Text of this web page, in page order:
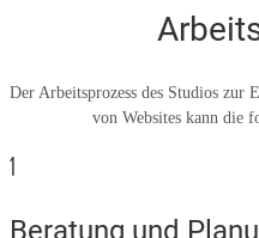
Der Arbeitsprozess des Studios
von Websites kann die
1
Beratung und